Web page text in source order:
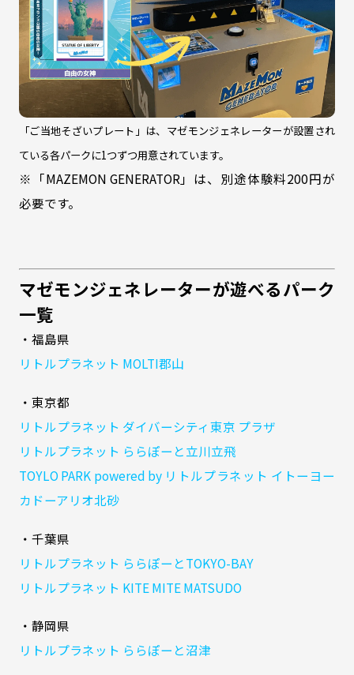
「ご当地そざいプレート」は、マゼモンジェネレーターが設置され
ている各パークに1つずつ用意されています。
※「MAZEMON GENERATOR」は、別途体験料200円が
必要です。
マゼモンジェネレーターが遊べるパーク
一覧
・福島県
リトルプラネット MOLTI郡山
・東京都
リトルプラネット ダイバーシティ東京 プラザ
リトルプラネット ららぽーと立川立飛
TOYLO PARK powered by リトルプラネット イトーヨー
カドーアリオ北砂
・千葉県
リトルプラネット ららぽーとTOKYO-BAY
リトルプラネット KITE MITE MATSUDO
・静岡県
リトルプラネット ららぽーと沼津